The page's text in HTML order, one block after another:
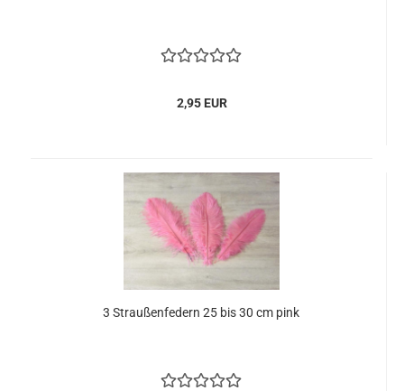
2,95 EUR
3 Straußenfedern 25 bis 30 cm pink